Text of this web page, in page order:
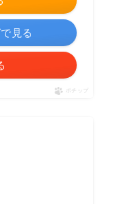
見る
ポチップ